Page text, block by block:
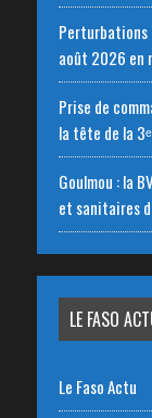
Perturbations
août 2026 en
Prise de
la tête de la
Goulmou : la
et sanitaires
LE FASO
Le Faso Actu